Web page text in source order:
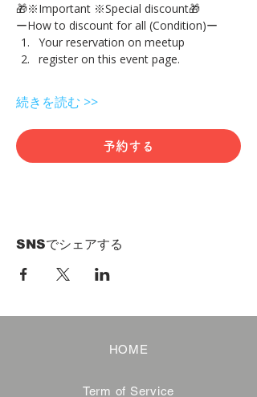
🎁※Important ※Special discount🎁
ーHow to discount for all (Condition)ー
Your reservation on meetup
register on this event page.
続きを読む >>
予約する
SNSでシェアする
HOME
Term of Service